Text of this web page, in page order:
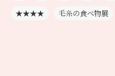
★★★★
毛糸の食べ物展